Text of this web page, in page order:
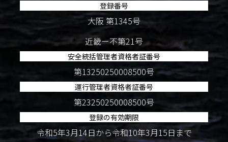
登録番号
大阪 第1345号
近畿ー不第21号
安全統括管理者資格者証番号
第13250250008500号
運行管理者資格者証番号
第23250250008500号
登録の有効期限
令和5年3月14日から令和10年3月15日まで